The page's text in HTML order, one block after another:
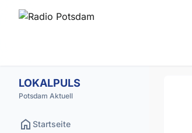
LOKALPULS
Potsdam Aktuell
home Startseite